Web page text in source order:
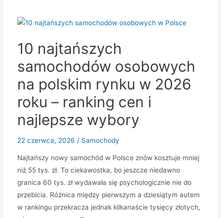
zasięg,
i
najważniejsze
informacje
10 najtańszych
samochodów osobowych
na polskim rynku w 2026
roku – ranking cen i
najlepsze wybory
22 czerwca, 2026 / Samochody
Najtańszy nowy samochód w Polsce znów kosztuje mniej
niż 55 tys. zł. To ciekawostka, bo jeszcze niedawno
granica 60 tys. zł wydawała się psychologicznie nie do
przebicia. Różnica między pierwszym a dziesiątym autem
w rankingu przekracza jednak kilkanaście tysięcy złotych,